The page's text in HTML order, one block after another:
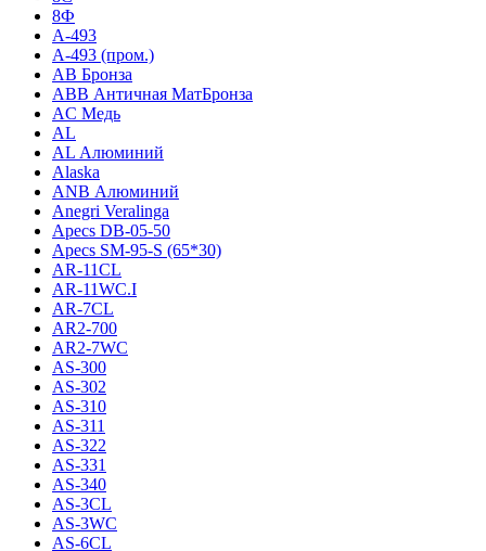
8Ф
A-493
A-493 (пром.)
AB Бронза
ABB Античная МатБронза
AC Медь
AL
AL Алюминий
Alaska
ANB Алюминий
Anegri Veralinga
Apecs DB-05-50
Apecs SM-95-S (65*30)
AR-11CL
AR-11WC.I
AR-7CL
AR2-700
AR2-7WC
AS-300
AS-302
AS-310
AS-311
AS-322
AS-331
AS-340
AS-3CL
AS-3WC
AS-6CL